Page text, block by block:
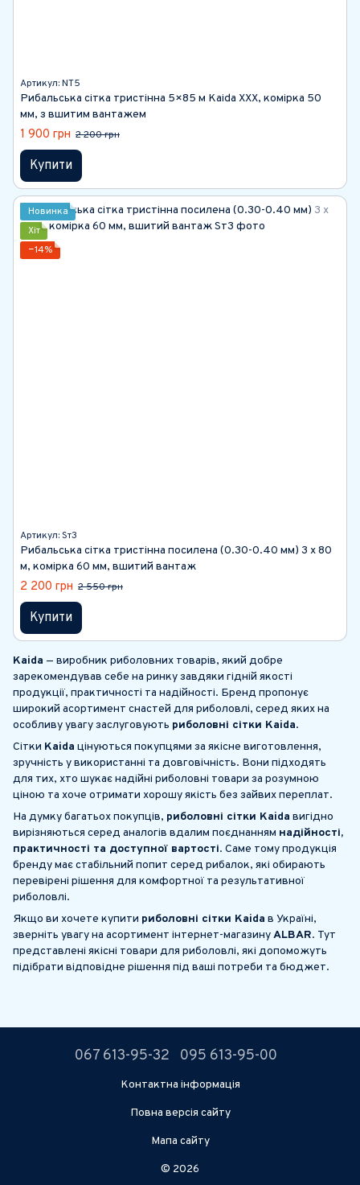
Артикул: NТ5
Рибальська сітка тристінна 5×85 м Kaida ХХХ, комірка 50
мм, з вшитим вантажем
1 900 грн 2 200 грн
Купити
Новинка
Хіт
−14%
Артикул: Sт3
Рибальська сітка тристінна посилена (0.30-0.40 мм) 3 х 80
м, комірка 60 мм, вшитий вантаж
2 200 грн 2 550 грн
Купити
Kaida — виробник риболовних товарів, який добре
зарекомендував себе на ринку завдяки гідній якості
продукції, практичності та надійності. Бренд пропонує
широкий асортимент снастей для риболовлі, серед яких на
особливу увагу заслуговують риболовні сітки Kaida.
Сітки Kaida цінуються покупцями за якісне виготовлення,
зручність у використанні та довговічність. Вони підходять
для тих, хто шукає надійні риболовні товари за розумною
ціною та хоче отримати хорошу якість без зайвих переплат.
На думку багатьох покупців, риболовні сітки Kaida вигідно
вирізняються серед аналогів вдалим поєднанням надійності,
практичності та доступної вартості. Саме тому продукція
бренду має стабільний попит серед рибалок, які обирають
перевірені рішення для комфортної та результативної
риболовлі.
Якщо ви хочете купити риболовні сітки Kaida в Україні,
зверніть увагу на асортимент інтернет-магазинуALBAR. Тут
представлені якісні товари для риболовлі, які допоможуть
підібрати відповідне рішення під ваші потреби та бюджет.
067 613-95-32 095 613-95-00
Контактна інформація
Повна версія сайту
Мапа сайту
© 2026